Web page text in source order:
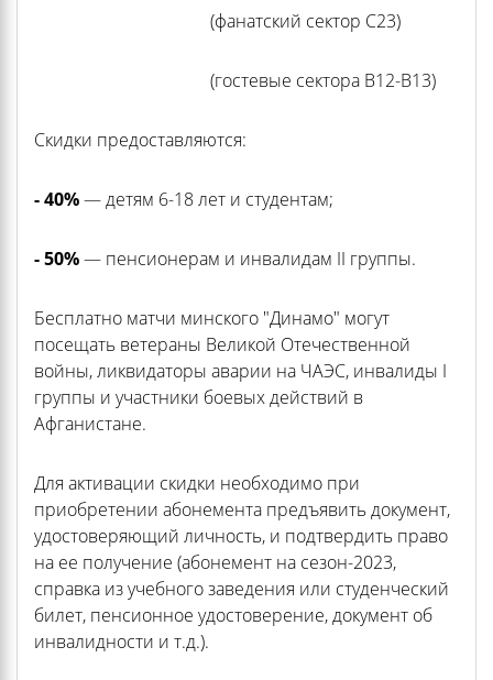
(фанатский сектор С23)
(гостевые сектора В12-В13)
Скидки предоставляются:
- 40%— детям 6-18 лет и студентам;
- 50%— пенсионерам и инвалидам II группы.
Бесплатно матчи минского "Динамо" могут
посещать ветераны Великой Отечественной
войны, ликвидаторы аварии на ЧАЭС, инвалиды I
группы и участники боевых действий в
Афганистане.
Для активации скидки необходимо при
приобретении абонемента предъявить документ,
удостоверяющий личность, и подтвердить право
на ее получение (абонемент на сезон-2023,
справка из учебного заведения или студенческий
билет, пенсионное удостоверение, документ об
инвалидности и т.д.).